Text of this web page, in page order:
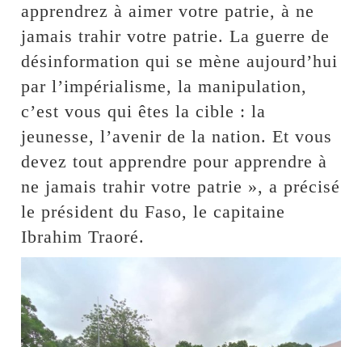
apprendrez à aimer votre patrie, à ne
jamais trahir votre patrie. La guerre de
désinformation qui se mène aujourd’hui
par l’impérialisme, la manipulation,
c’est vous qui êtes la cible : la
jeunesse, l’avenir de la nation. Et vous
devez tout apprendre pour apprendre à
ne jamais trahir votre patrie », a précisé
le président du Faso, le capitaine
Ibrahim Traoré.